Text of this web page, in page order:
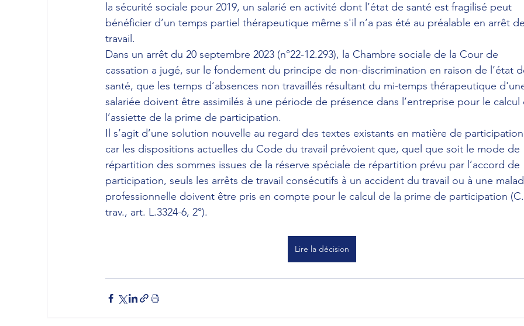
la sécurité sociale pour 2019, un salarié en activité dont l’état de santé est fragilisé peut
bénéficier d’un temps partiel thérapeutique même s'il n’a pas été au préalable en arrêt
travail.
Dans un arrêt du 20 septembre 2023 (n°22-12.293), la Chambre sociale de la Cour de
cassation a jugé, sur le fondement du principe de non-discrimination en raison de l’état
santé, que les temps d’absences non travaillés résultant du mi-temps thérapeutique
salariée doivent être assimilés à une période de présence dans l’entreprise pour le
l’assiette de la prime de participation.
Il s’agit d’une solution nouvelle au regard des textes existants en matière de
car les dispositions actuelles du Code du travail prévoient que, quel que soit le mode de
répartition des sommes issues de la réserve spéciale de répartition prévu par l’accord de
participation, seuls les arrêts de travail consécutifs à un accident du travail ou à une
professionnelle doivent être pris en compte pour le calcul de la prime de participation
trav., art. L.3324-6, 2°).
Lire la décision